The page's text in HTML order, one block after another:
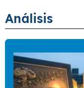
Análisis